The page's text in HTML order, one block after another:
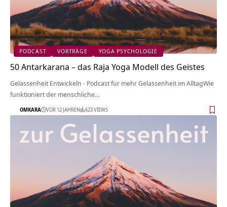
PODCAST VORTRÄGE YOGA PSYCHOLOGIE
50 Antarkarana – das Raja Yoga Modell des Geistes
Gelassenheit Entwickeln - Podcast für mehr Gelassenheit im AlltagWie
funktioniert der menschliche…
OMKARA VOR 12 JAHREN 623 VIEWS